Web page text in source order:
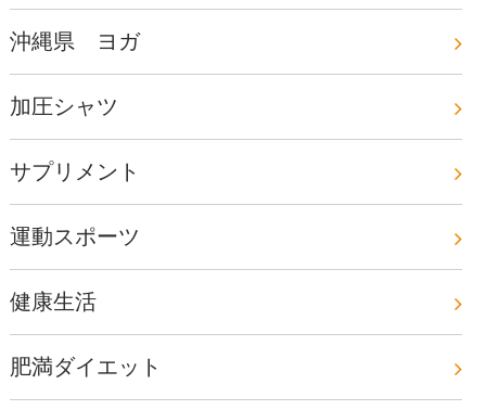
沖縄県 ヨガ
加圧シャツ
サプリメント
運動スポーツ
健康生活
肥満ダイエット